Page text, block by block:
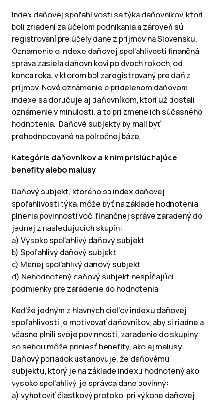
Index daňovej spoľahlivosti sa týka daňovníkov, ktorí
boli zriadení za účelom podnikania a zároveň sú
registrovaní pre účely dane z príjmov na Slovensku.
Oznámenie o indexe daňovej spoľahlivosti finančná
správa zasiela daňovníkovi po dvoch rokoch, od
konca roka, v ktorom bol zaregistrovaný pre daň z
príjmov. Nové oznámenie o pridelenom daňovom
indexe sa doručuje aj daňovníkom, ktorí už dostali
oznámenie v minulosti, a to pri zmene ich súčasného
hodnotenia. Daňové subjekty by mali byť
prehodnocované na polročnej báze.
Kategórie daňovníkov a k nim prislúchajúce
benefity alebo malusy
Daňový subjekt, ktorého sa index daňovej
spoľahlivosti týka, môže byť na základe hodnotenia
plnenia povinností voči finančnej správe zaradený do
jednej z nasledujúcich skupín:
a) Vysoko spoľahlivý daňový subjekt
b) Spoľahlivý daňový subjekt
c) Menej spoľahlivý daňový subjekt
d) Nehodnotený daňový subjekt nespĺňajúci
podmienky pre zaradenie do hodnotenia
Keďže jedným z hlavných cieľov indexu daňovej
spoľahlivosti je motivovať daňovníkov, aby si riadne a
včasne plnili svoje povinnosti, zaradenie do skupiny
so sebou môže priniesť benefity, ako aj malusy.
Daňový poriadok ustanovuje, že daňovému
subjektu, ktorý je na základe indexu hodnotený ako
vysoko spoľahlivý, je správca dane povinný:
a) vyhotoviť čiastkový protokol pri výkone daňovej